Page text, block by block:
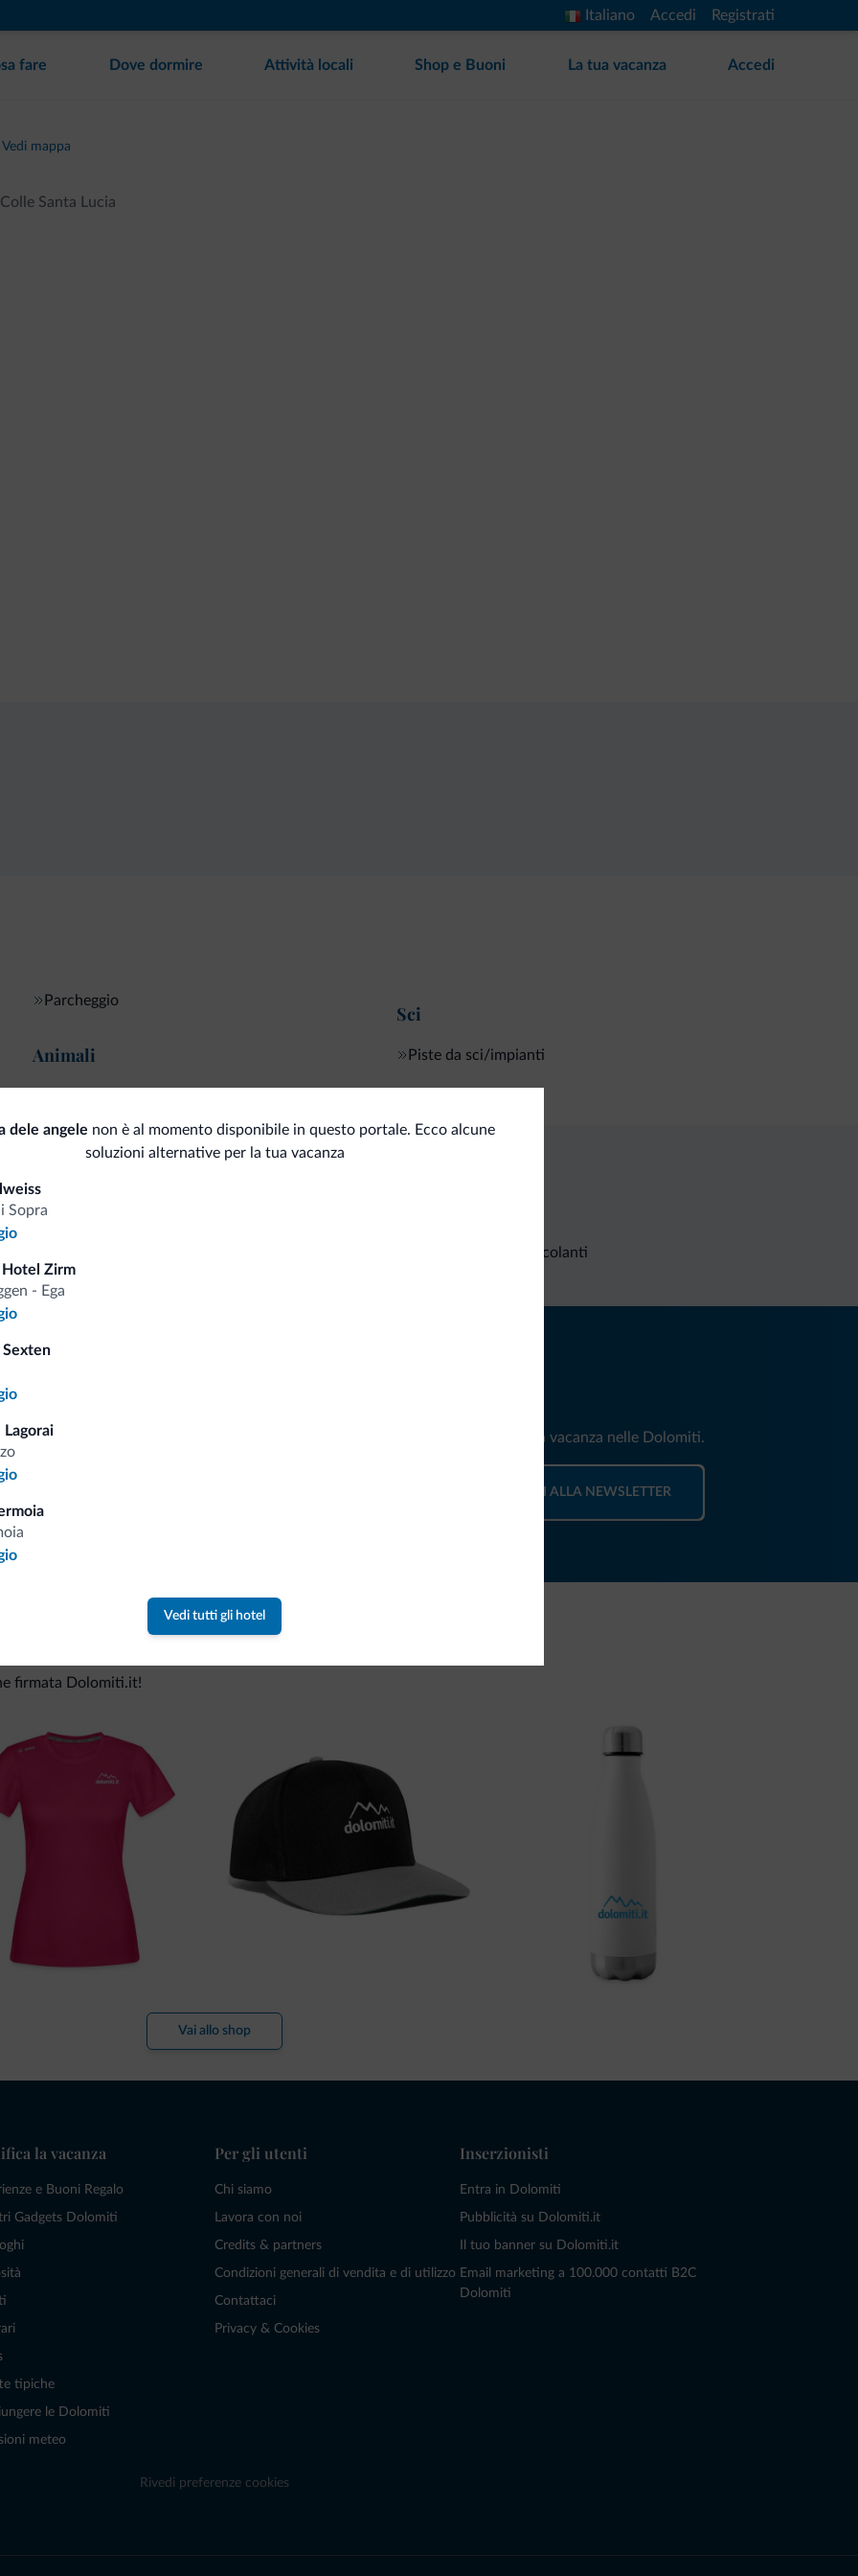
Italiano Accedi Registrati
fare Dove dormire Attività locali Shop e Buoni La tua vacanza Accedi
Vedi mappa
Colle Santa Lucia
Parcheggio
Animali
Sci
Piste da sci/impianti
dele angele non è al momento disponibile in questo portale. Ecco alcune
soluzioni alternative per la tua vacanza
Sopra
Zirm
- Ega
Sexten
Lagorai
Vedi tutti gli hotel
Richieste non vincolanti
Riceverai informazioni, offerte esclusive e news per la tua vacanza nelle Dolomiti.
ISCRIVITI ALLA NEWSLETTER
collezione
firmata Dolomiti.it!
Vai allo shop
la vacanza
e Buoni Regalo
Gadgets Dolomiti
tipiche
le Dolomiti
meteo
Per gli utenti
Chi siamo
Lavora con noi
Credits & partners
Condizioni generali di vendita e di utilizzo
Contattaci
Privacy & Cookies
Inserzionisti
Entra in Dolomiti
Pubblicità su Dolomiti.it
Il tuo banner su Dolomiti.it
Email marketing a 100.000 contatti B2C
Dolomiti
Rivedi preferenze cookies